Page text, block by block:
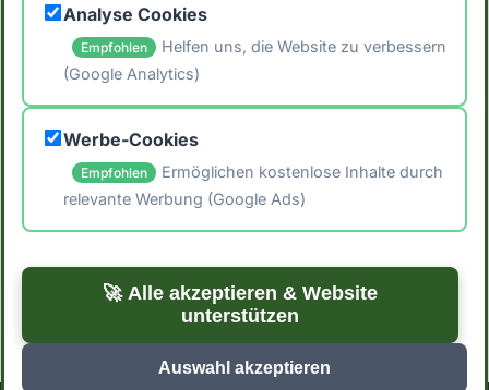
🖨️ Artikel drucken
← Zurück zum Blog
Zu den Rezepten →
Analyse Cookies
Empfohlen
Helfen uns, die Website zu verbessern
(Google Analytics)
Werbe-Cookies
Empfohlen
Ermöglichen kostenlose Inhalte durch
relevante Werbung (Google Ads)
🚀 Alle akzeptieren & Website
unterstützen
Auswahl akzeptieren